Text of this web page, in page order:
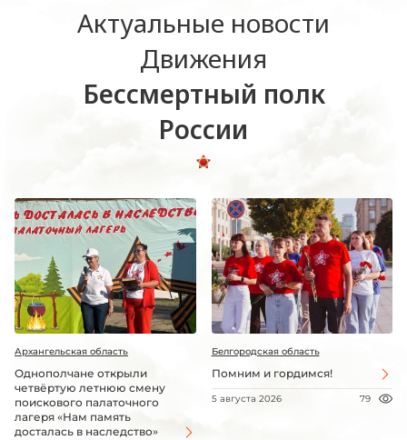
Актуальные новости
Движения
Бессмертный полк
России
Архангельская область
Однополчане открыли
четвёртую летнюю смену
поискового палаточного
лагеря «Нам память
досталась в наследство»
Белгородская область
Помним и гордимся!
5 августа 2026 79